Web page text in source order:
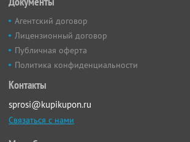
Агентский договор
Лицензионный договор
Публичная оферта
Политика конфиденциальности
Контакты
sprosi@kupikupon.ru
Связаться с нами